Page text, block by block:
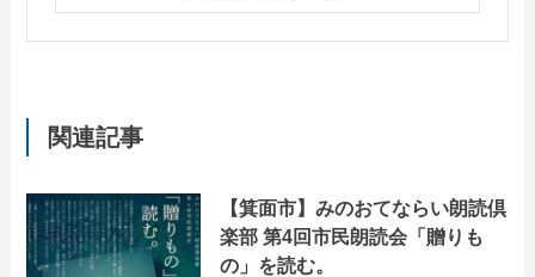
関連記事
【箕面市】みのおてならい朗読倶
楽部 第4回市民朗読会「贈りも
の」を読む。